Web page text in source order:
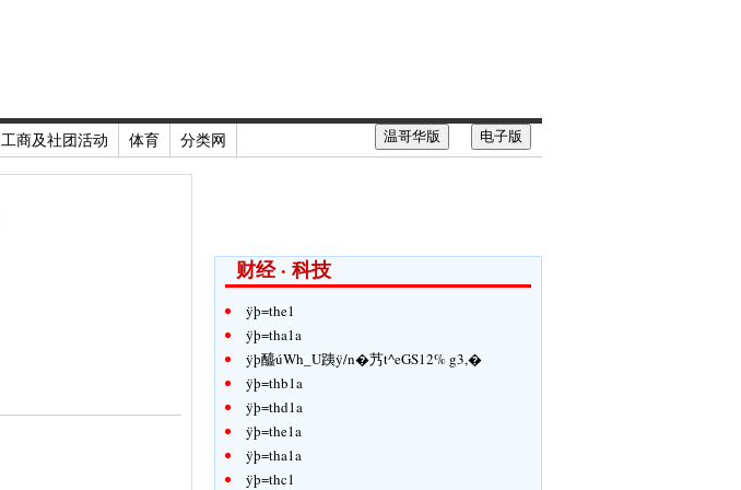
工商及社团活动 体育 分类网 电子版
温哥华版
财经 · 科技
ÿþ=the1
ÿþ=tha1a
ÿþ醯úWh_U跠ÿ/n�艿t^eGS12% g3,�
ÿþ=thb1a
ÿþ=thd1a
ÿþ=the1a
ÿþ=tha1a
ÿþ=thc1